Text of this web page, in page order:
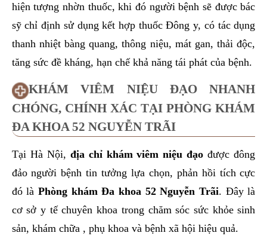
hiện tượng nhờn thuốc, khi đó người bệnh sẽ được bác
sỹ chỉ định sử dụng kết hợp thuốc Đông y, có tác dụng
thanh nhiệt bàng quang, thông niệu, mát gan, thải độc,
tăng sức đề kháng, hạn chế khả năng tái phát của bệnh.
KHÁM VIÊM NIỆU ĐẠO NHANH
CHÓNG, CHÍNH XÁC TẠI PHÒNG KHÁM
ĐA KHOA 52 NGUYỄN TRÃI
Tại Hà Nội, địa chỉ khám viêm niệu đạo được đông
đảo người bệnh tin tưởng lựa chọn, phản hồi tích cực
đó là Phòng khám Đa khoa 52 Nguyễn Trãi. Đây là
cơ sở y tế chuyên khoa trong chăm sóc sức khỏe sinh
sản, khám chữa , phụ khoa và bệnh xã hội hiệu quả.